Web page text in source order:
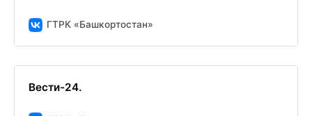
ГТРК «Башкортостан»
Вести-24.